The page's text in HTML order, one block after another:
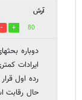
آرش
80
ایرادات
حال رقابت